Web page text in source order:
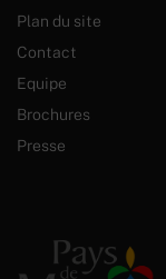
Plan du site
Contact
Equipe
Brochures
Presse